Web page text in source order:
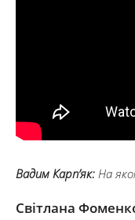
Вадим Карп’як: На
Світлана